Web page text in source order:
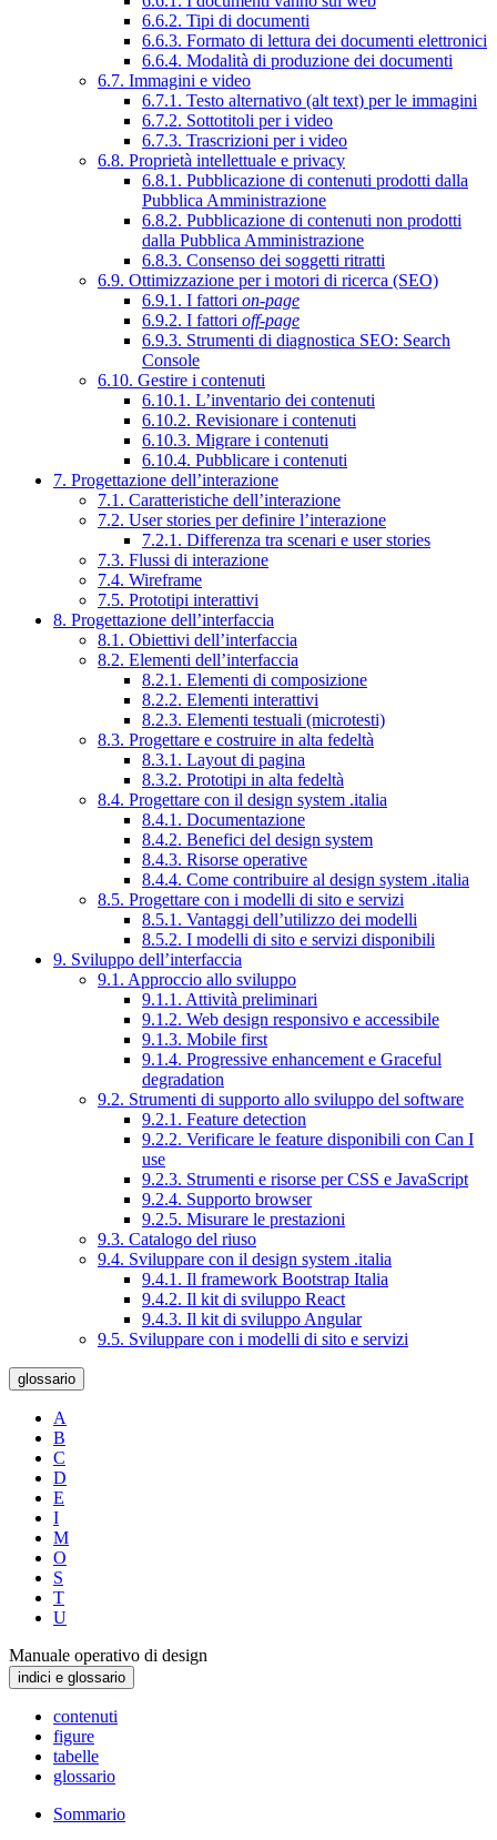
6.6.2. Tipi di documenti
6.6.3. Formato di lettura dei documenti elettronici
6.6.4. Modalità di produzione dei documenti
6.7. Immagini e video
6.7.1. Testo alternativo (alt text) per le immagini
6.7.2. Sottotitoli per i video
6.7.3. Trascrizioni per i video
6.8. Proprietà intellettuale e privacy
6.8.1. Pubblicazione di contenuti prodotti dalla
Pubblica Amministrazione
6.8.2. Pubblicazione di contenuti non prodotti
dalla Pubblica Amministrazione
6.8.3. Consenso dei soggetti ritratti
6.9. Ottimizzazione per i motori di ricerca (SEO)
6.9.1. I fattori on-page
6.9.2. I fattori off-page
6.9.3. Strumenti di diagnostica SEO: Search
Console
6.10. Gestire i contenuti
6.10.1. L’inventario dei contenuti
6.10.2. Revisionare i contenuti
6.10.3. Migrare i contenuti
6.10.4. Pubblicare i contenuti
7. Progettazione dell’interazione
7.1. Caratteristiche dell’interazione
7.2. User stories per definire l’interazione
7.2.1. Differenza tra scenari e user stories
7.3. Flussi di interazione
7.4. Wireframe
7.5. Prototipi interattivi
8. Progettazione dell’interfaccia
8.1. Obiettivi dell’interfaccia
8.2. Elementi dell’interfaccia
8.2.1. Elementi di composizione
8.2.2. Elementi interattivi
8.2.3. Elementi testuali (microtesti)
8.3. Progettare e costruire in alta fedeltà
8.3.1. Layout di pagina
8.3.2. Prototipi in alta fedeltà
8.4. Progettare con il design system .italia
8.4.1. Documentazione
8.4.2. Benefici del design system
8.4.3. Risorse operative
8.4.4. Come contribuire al design system .italia
8.5. Progettare con i modelli di sito e servizi
8.5.1. Vantaggi dell’utilizzo dei modelli
8.5.2. I modelli di sito e servizi disponibili
9. Sviluppo dell’interfaccia
9.1. Approccio allo sviluppo
9.1.1. Attività preliminari
9.1.2. Web design responsivo e accessibile
9.1.3. Mobile first
9.1.4. Progressive enhancement e Graceful
degradation
9.2. Strumenti di supporto allo sviluppo del software
9.2.1. Feature detection
9.2.2. Verificare le feature disponibili con Can I
use
9.2.3. Strumenti e risorse per CSS e JavaScript
9.2.4. Supporto browser
9.2.5. Misurare le prestazioni
9.3. Catalogo del riuso
9.4. Sviluppare con il design system .italia
9.4.1. Il framework Bootstrap Italia
9.4.2. Il kit di sviluppo React
9.4.3. Il kit di sviluppo Angular
9.5. Sviluppare con i modelli di sito e servizi
glossario
A
B
C
D
E
I
M
O
S
T
U
Manuale operativo di design
indici e glossario
contenuti
figure
tabelle
glossario
Sommario